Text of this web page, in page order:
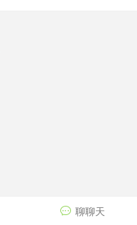
 聊聊天